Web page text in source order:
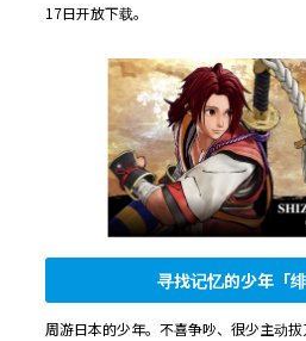
17日开放下载。
寻找记忆的少年「绯
周游日本的少年。不喜争吵、很少主动拔